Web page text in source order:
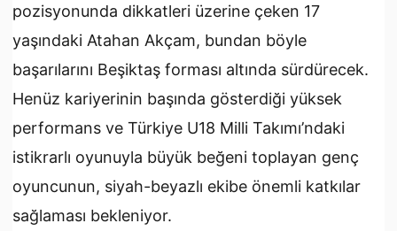
pozisyonunda dikkatleri üzerine çeken 17
yaşındaki Atahan Akçam, bundan böyle
başarılarını Beşiktaş forması altında sürdürecek.
Henüz kariyerinin başında gösterdiği yüksek
performans ve Türkiye U18 Milli Takımı’ndaki
istikrarlı oyunuyla büyük beğeni toplayan genç
oyuncunun, siyah-beyazlı ekibe önemli katkılar
sağlaması bekleniyor.